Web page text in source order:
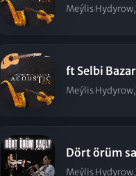
Meýlis
ft Selbi
Meýlis
Dört örüm
Meýlis